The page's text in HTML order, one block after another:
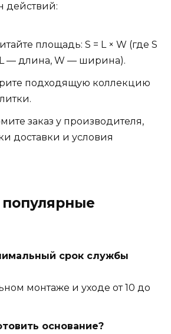
действий:
площадь: S = L × W (где S
— длина, W — ширина).
подходящую коллекцию
заказ у производителя,
доставки и условия
срок службы
монтаже и уходе от 10 до
основание?